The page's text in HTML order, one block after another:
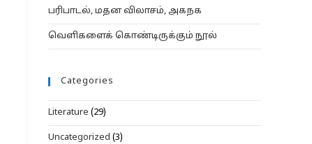
பரிபாடல், மதன விலாசம், அகநக
வெளிகளைக் கொண்டிருக்கும் நூல்
Categories
Literature (29)
Uncategorized (3)